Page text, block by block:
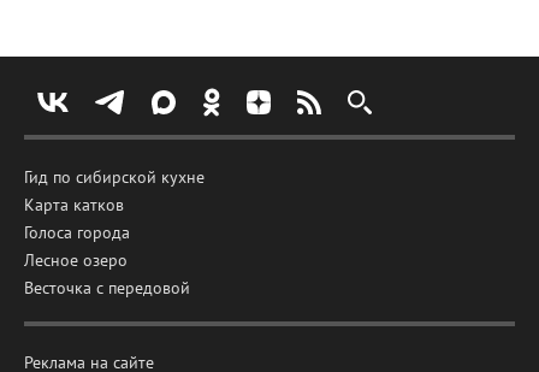
Гид по сибирской кухне
Карта катков
Голоса города
Лесное озеро
Весточка с передовой
Реклама на сайте